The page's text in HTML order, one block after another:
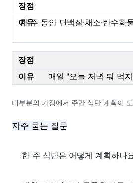
한 주 동안 단백질·채소·탄수화
매일 "오늘 저녁 뭐 먹
대부분의 가정에서 주간 식단 계획이
자주 묻는 질문
한 주 식단은 어떻게 계획하나